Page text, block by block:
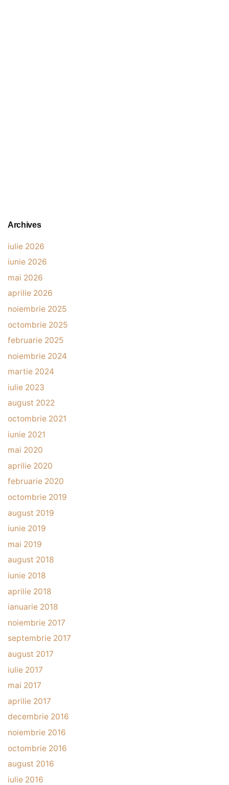
Archives
iulie 2026
iunie 2026
mai 2026
aprilie 2026
noiembrie 2025
octombrie 2025
februarie 2025
noiembrie 2024
martie 2024
iulie 2023
august 2022
octombrie 2021
iunie 2021
mai 2020
aprilie 2020
februarie 2020
octombrie 2019
august 2019
iunie 2019
mai 2019
august 2018
iunie 2018
aprilie 2018
ianuarie 2018
noiembrie 2017
septembrie 2017
august 2017
iulie 2017
mai 2017
aprilie 2017
decembrie 2016
noiembrie 2016
octombrie 2016
august 2016
iulie 2016